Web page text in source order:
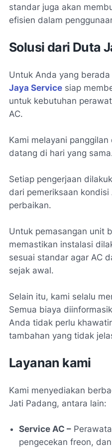
standar juga akan
efisien dalam
Solusi dari Duta
Untuk Anda yang
Jaya Service siap
untuk kebutuhan
AC.
Kami melayani
datang di hari yang
Setiap pengerjaan
dari pemeriksaan
perbaikan.
Untuk pemasangan unit
memastikan instalasi
sesuai standar agar AC
sejak awal.
Selain itu, kami selalu
Semua biaya
Anda tidak perlu
tambahan yang tidak
Layanan kami
Kami menyediakan
Jati Padang, antara lain:
Service AC –
pengecekan freon,